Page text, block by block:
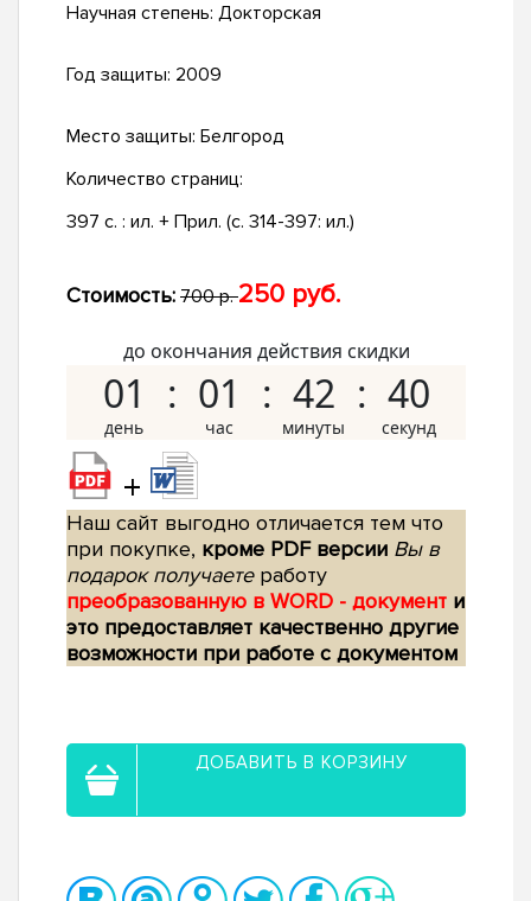
Научная степень: Докторская
Год защиты: 2009
Место защиты: Белгород
Количество страниц:
397 с. : ил. + Прил. (с. 314-397: ил.)
Стоимость: 700 р.250 руб.
до окончания действия скидки
01 01 42 39
+
Наш сайт выгодно отличается тем что
при покупке, кроме PDF версии Вы в
подарок получаетеработу
преобразованную в WORD - документ и
это предоставляет качественно другие
возможности при работе с документом
ДОБАВИТЬ В КОРЗИНУ